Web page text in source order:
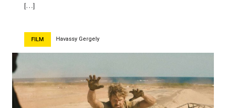
[…]
FILM Havassy Gergely